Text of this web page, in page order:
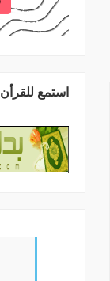
استمع للقرأن